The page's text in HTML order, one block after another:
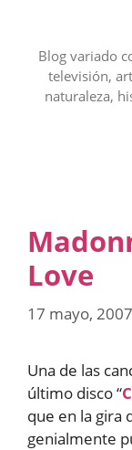
contenidoBlog variado
televisión,
naturaleza,
Love
17 mayo, 2007
Una de las
último disco “
que en la gira
genialmente